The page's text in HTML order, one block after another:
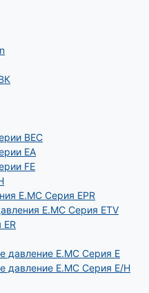
BEC
EA
FE
E.MC Серия EPR
E.MC Серия ETV
давление E.MC Серия E
давление E.MC Серия E/H